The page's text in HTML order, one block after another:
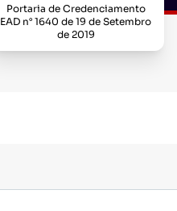
Portaria de Credenciamento
EAD n° 1640 de 19 de Setembro
de 2019